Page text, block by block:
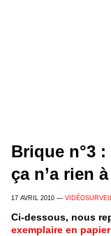
Brique n°3
ça n’a rien
17 AVRIL 2010 —
Ci-dessous, nous
exemplaire en papier